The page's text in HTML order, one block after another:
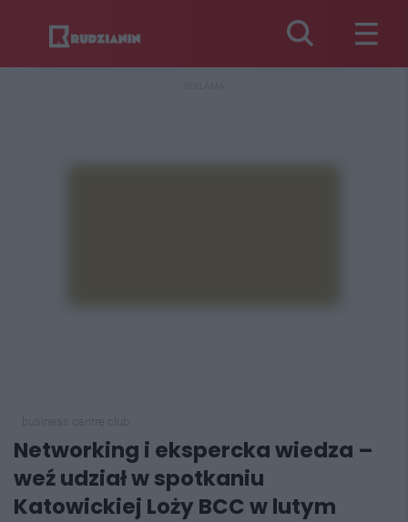
Networking i ekspercka wiedza –
weź udział w spotkaniu
Katowickiej Loży BCC w lutym